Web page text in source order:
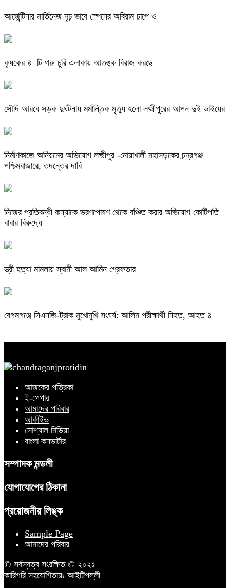
আর্জেন্টিনার মার্তিনেজ দৃঢ় ভাবে স্পেনের অবিরাম চাপে ও
কৃষকের ৪ টি গরু চুরি এলাকায় আতঙ্ক বিরাজ করছে
সৌদি আরবে সড়ক দুর্ঘটনায় মর্মান্তিক মৃত্যু হলো লক্ষ্মীপুরের আপন দুই ভাইয়ের
নির্মাণকাজে অনিয়মের অভিযোগ লক্ষ্মীপুর -নোয়াখালী মহাসড়কের চন্দ্রগঞ্জ
পশ্চিমবাজারে, তদন্তের দাবি
নিজের প্রতিবন্ধী কন্যাকে ভরণপোষণ থেকে বঞ্চিত করার অভিযোগ কোটিপতি
বাবার বিরুদ্ধে
স্ত্রী হত্যা মামলায় স্বামী আল আমিন গ্রেফতার
বেগমগঞ্জে সিএনজি-ট্রাক মুখোমুখি সংঘর্ষ: আলিম পরীক্ষার্থী নিহত, আহত ৪
আজকের পত্রিকা
ই-পেপার
আমাদের পরিবার
আর্কাইভ
সোশ্যাল মিডিয়া
বাংলা কনভার্টার
সম্পাদক মন্ডলী
যোগাযোগের ঠিকানা
প্রয়োজনীয় লিঙ্ক
Sample Page
আমাদের পরিবার
© সর্বস্বত্ব সংরক্ষিত © ২০২৫
কারিগরি সহযোগিতায়ঃ আইটিপল্লী